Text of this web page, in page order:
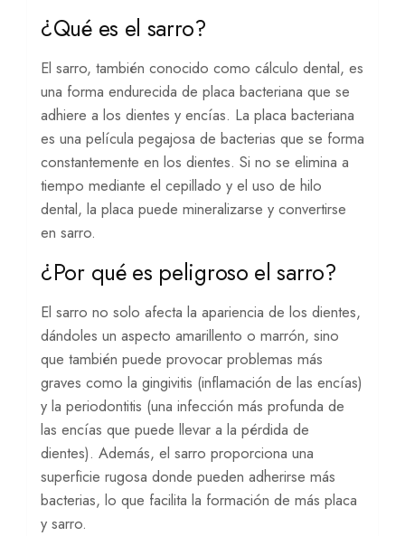
¿Qué es el sarro?
El sarro, también conocido como cálculo dental, es
una forma endurecida de placa bacteriana que se
adhiere a los dientes y encías. La placa bacteriana
es una película pegajosa de bacterias que se forma
constantemente en los dientes. Si no se elimina a
tiempo mediante el cepillado y el uso de hilo
dental, la placa puede mineralizarse y convertirse
en sarro.
¿Por qué es peligroso el sarro?
El sarro no solo afecta la apariencia de los dientes,
dándoles un aspecto amarillento o marrón, sino
que también puede provocar problemas más
graves como la gingivitis (inflamación de las encías)
y la periodontitis (una infección más profunda de
las encías que puede llevar a la pérdida de
dientes). Además, el sarro proporciona una
superficie rugosa donde pueden adherirse más
bacterias, lo que facilita la formación de más placa
y sarro.